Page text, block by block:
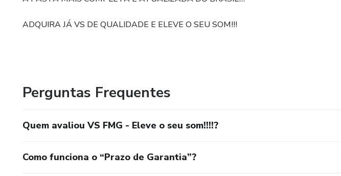
ADQUIRA JÁ VS DE QUALIDADE E ELEVE O SEU SOM!!!
Perguntas Frequentes
Quem avaliou VS FMG - Eleve o seu som!!!!?
Como funciona o “Prazo de Garantia”?